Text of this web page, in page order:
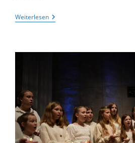
WeiterlesenWeihnachtsstimmung
Und
Vollversammlung
Schüler